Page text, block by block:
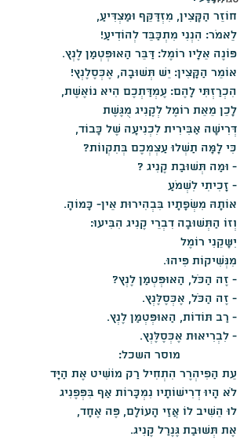
חוֹזֵר הַקָּצִין, מִזְדַּקֵּף וּמַצְדִּיעַ,
לֵאמֹר: הִנְנִי מִתְכַּבֵּד לְהוֹדִיעַ!
פּוֹנֶה אֵלָיו רוֹמֶל: דַּבֵּר הַאוּפְּטְמַן לֶנְץ.
אוֹמֵר הַקָּצִין: יֵשׁ תְּשׁוּבָה, אֶכְּסֶלֶנְץ!
הִכְרַזְתִּי לָהֶם: עֶמְדַּתְכֶם הִיא נוֹאֶשֶׁת,
לָכֵן מֵאֵת רוֹמֶל לְקֶנִיג מֻגֶּשֶׁת
דְּרִישָׁה אַבִּירִית לִכְנִיעָה שֶׁל כָּבוֹד,
כִּי לָמָּה תַשְׁלוּ עַצְמְכֶם בְּתִקְווֹת?
- וּמַה תְּשׁוּבַת קֶנִיג ?
- זָכִיתִי לִשְׁמֹעַ
אוֹתָהּ מִשְׂפָתָיו בִּבְהִירוּת אֵין- כָּמוֹהָ.
וְזוֹ הַתְּשׁוּבָה דִבְרֵי קֶנִיג הִבִּיעוּ:
יִשָּקֵנִי רוֹמֶל
מִנְּשִׁיקוֹת פִּיהוּ.
- זֶה הַכֹּל, הַאוּפְּטְמַן לֶנְץ?
- זֶה הַכֹּל, אֶכְּסֶלֶּנְץ.
- רַב תּוֹדוֹת, הַאוּפְּטְמַן לֶנְץ.
- לִבְרִיאוּת אֶכְּסֶלֶּנְץ.
עֵת הַפִיהְרֶר הִתְחִיל רַק מוֹשִׁיט אֶת הַיָּד
לֹא הָיוּ דְרִישׁוֹתָיו נִמְכָּרוֹת אַף בִּפְּפֶנִיג
לוּ הֵשִׁיב לוֹ אֲזַי הָעוֹלָם, פֶּה אֶחָד,
אֶת תְּשׁוּבַת גֶּנֶרַל קֶנִיג.